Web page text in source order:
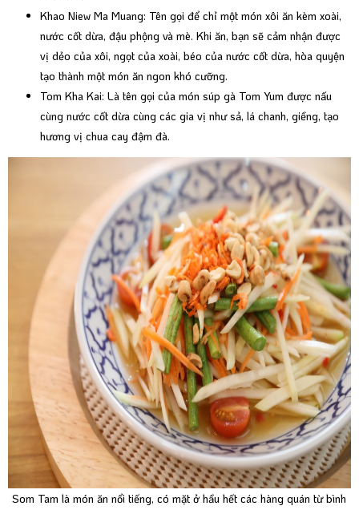
Khao Niew Ma Muang: Tên gọi để chỉ một món xôi ăn kèm xoài,
nước cốt dừa, đậu phộng và mè. Khi ăn, bạn sẽ cảm nhận được
vị dẻo của xôi, ngọt của xoài, béo của nước cốt dừa, hòa quyện
tạo thành một món ăn ngon khó cưỡng.
Tom Kha Kai: Là tên gọi của món súp gà Tom Yum được nấu
cùng nước cốt dừa cùng các gia vị như sả, lá chanh, giềng, tạo
hương vị chua cay đậm đà.
Som Tam là món ăn nổi tiếng, có mặt ở hầu hết các hàng quán từ bình